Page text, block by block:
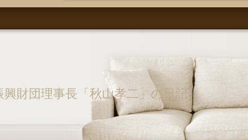
財団理事長「秋山孝二」の日記